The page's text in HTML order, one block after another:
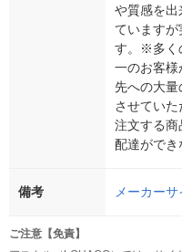
や質感を出
ていますが
す。※多く
一のお客様
先への大量
させてい
注文する商
配達ができ
備考 メーカー
ご注意【免責】